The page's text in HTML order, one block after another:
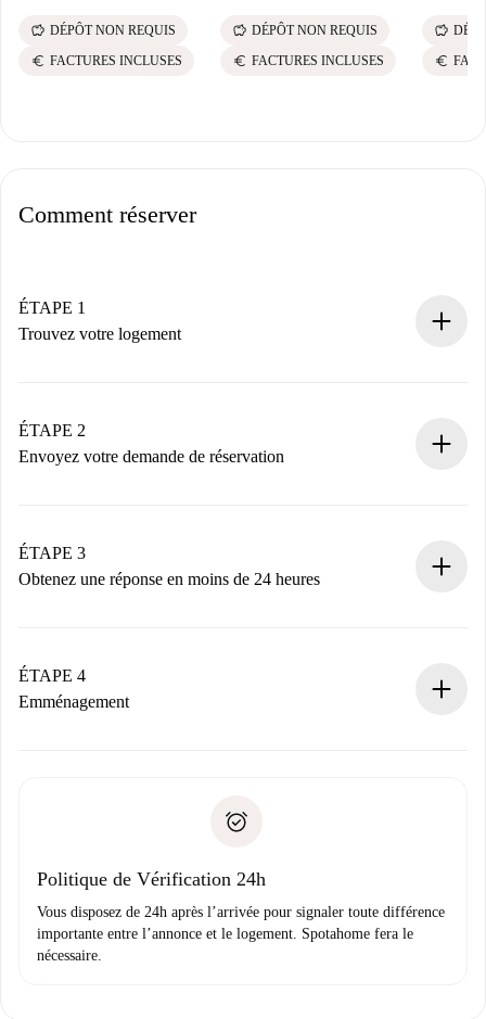
savings DÉPÔT NON REQUIS
euro FACTURES INCLUSES
savings DÉPÔT NON REQUIS
euro FACTURES INCLUSES
savings
euro
Comment réserver
ÉTAPE 1
Trouvez votre logement
Vous disposez à l’avance de toutes les informations
nécessaires.
ÉTAPE 2
Envoyez votre demande de réservation
Nous ne vous facturerons rien tant que le propriétaire
n’aura pas accepté.
ÉTAPE 3
Obtenez une réponse en moins de 24 heures
contact avec le propriétaire.
Si refusé : aucun prélèvement et nous vous proposerons
Justificatif de solvabilité
ÉTAPE 4
Emménagement
uniquement si aucun problème n'est signalé.
Politique de Vérification 24h
Vous disposez de 24h après l’arrivée pour signaler toute différence
importante entre l’annonce et le logement. Spotahome fera le
nécessaire.